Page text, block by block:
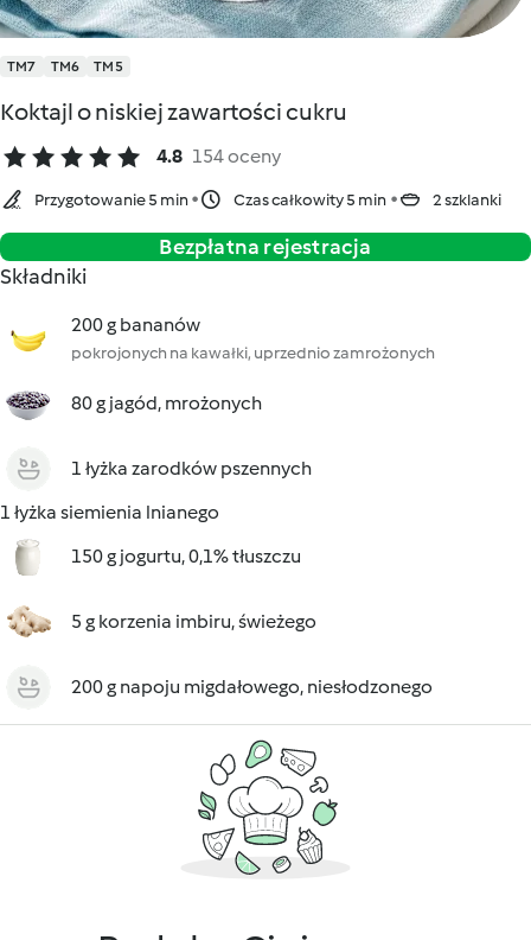
TM7 TM6 TM5
Koktajl o niskiej zawartości cukru
4.8 154 oceny
Przygotowanie 5 min Czas całkowity 5 min 2 szklanki
Bezpłatna rejestracja
Składniki
200 g bananów
pokrojonych na kawałki, uprzednio zamrożonych
80 g jagód, mrożonych
1 łyżka zarodków pszennych
1 łyżka siemienia lnianego
150 g jogurtu, 0,1% tłuszczu
5 g korzenia imbiru, świeżego
200 g napoju migdałowego, niesłodzonego